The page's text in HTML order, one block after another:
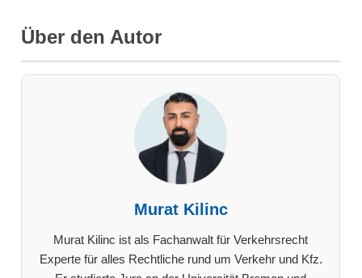
Über den Autor
Murat Kilinc
Murat Kilinc ist als Fachanwalt für Verkehrsrecht
Experte für alles Rechtliche rund um Verkehr und Kfz.